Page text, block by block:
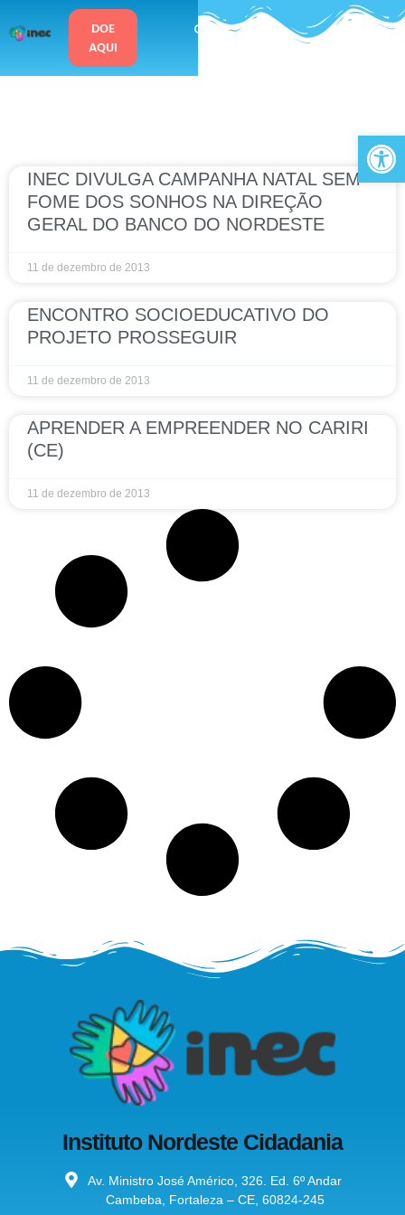
DOE
AQUI
INEC DIVULGA CAMPANHA NATAL SEM
FOME DOS SONHOS NA DIREÇÃO
GERAL DO BANCO DO NORDESTE
11 de dezembro de 2013
ENCONTRO SOCIOEDUCATIVO DO
PROJETO PROSSEGUIR
11 de dezembro de 2013
APRENDER A EMPREENDER NO CARIRI
(CE)
11 de dezembro de 2013
Instituto Nordeste Cidadania
Av. Ministro José Américo, 326. Ed. 6º Andar
Cambeba, Fortaleza – CE, 60824-245